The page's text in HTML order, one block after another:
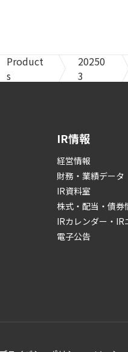
Product
s
20250
3
IR情報
経営情報
財務・業績データ
IR資料室
株式・配当・債券
IRカレンダー・IR
電子公告